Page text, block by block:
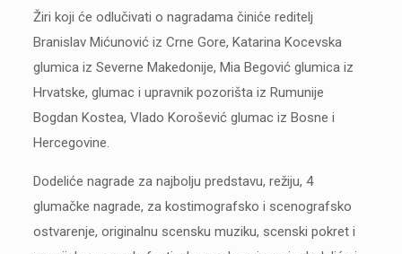
Žiri koji će odlučivati o nagradama činiće reditelj
Branislav Mićunović iz Crne Gore, Katarina Kocevska
glumica iz Severne Makedonije, Mia Begović glumica iz
Hrvatske, glumac i upravnik pozorišta iz Rumunije
Bogdan Kostea, Vlado Korošević glumac iz Bosne i
Hercegovine.
Dodeliće nagrade za najbolju predstavu, režiju, 4
glumačke nagrade, za kostimografsko i scenografsko
ostvarenje, originalnu scensku muziku, scenski pokret i